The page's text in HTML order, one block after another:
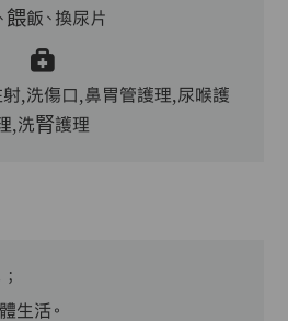
餵飯、換尿片
,洗傷口,鼻胃管護理,尿喉護
,洗腎護理
生活。